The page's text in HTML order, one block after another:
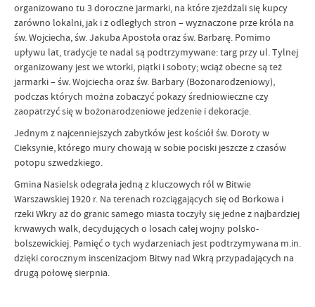
organizowano tu 3 doroczne jarmarki, na które zjeżdżali się kupcy
zarówno lokalni, jak i z odległych stron – wyznaczone prze króla na
św. Wojciecha, św. Jakuba Apostoła oraz św. Barbarę. Pomimo
upływu lat, tradycje te nadal są podtrzymywane: targ przy ul. Tylnej
organizowany jest we wtorki, piątki i soboty; wciąż obecne są też
jarmarki – św. Wojciecha oraz św. Barbary (Bożonarodzeniowy),
podczas których można zobaczyć pokazy średniowieczne czy
zaopatrzyć się w bożonarodzeniowe jedzenie i dekoracje.
Jednym z najcenniejszych zabytków jest kościół św. Doroty w
Cieksynie, którego mury chowają w sobie pociski jeszcze z czasów
potopu szwedzkiego.
Gmina Nasielsk odegrała jedną z kluczowych ról w Bitwie
Warszawskiej 1920 r. Na terenach rozciągających się od Borkowa i
rzeki Wkry aż do granic samego miasta toczyły się jedne z najbardziej
krwawych walk, decydujących o losach całej wojny polsko-
bolszewickiej. Pamięć o tych wydarzeniach jest podtrzymywana m.in.
dzięki corocznym inscenizacjom Bitwy nad Wkrą przypadających na
drugą połowę sierpnia.